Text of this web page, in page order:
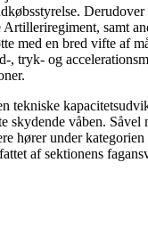
samt
med en bred vifte af
, tryk- og
tekniske
skydende våben. Såvel
hører under
af sektionens